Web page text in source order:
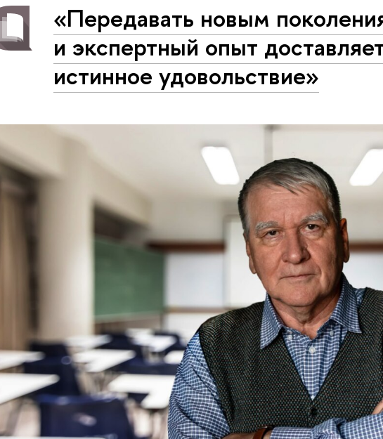
«Передавать новым
и экспертный опыт
истинное удовольствие»